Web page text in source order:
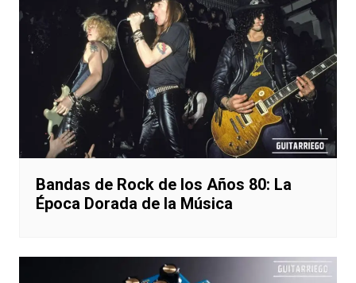
Bandas de Rock de los Años 80: La
Época Dorada de la Música